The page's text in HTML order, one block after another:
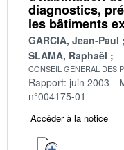
diagnostics,
les bâtiments
GARCIA, Jean-Paul
SLAMA, Raphaël
CONSEIL GENERAL DES
Rapport: juin 2003
n°004175-01
Accéder à la notice